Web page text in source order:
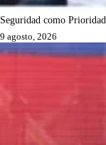
Seguridad como Prioridad
9 agosto, 2026